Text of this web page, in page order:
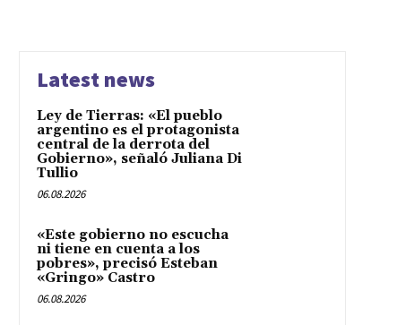
Latest news
Ley de Tierras: «El pueblo
argentino es el protagonista
central de la derrota del
Gobierno», señaló Juliana Di
Tullio
06.08.2026
«Este gobierno no escucha
ni tiene en cuenta a los
pobres», precisó Esteban
«Gringo» Castro
06.08.2026